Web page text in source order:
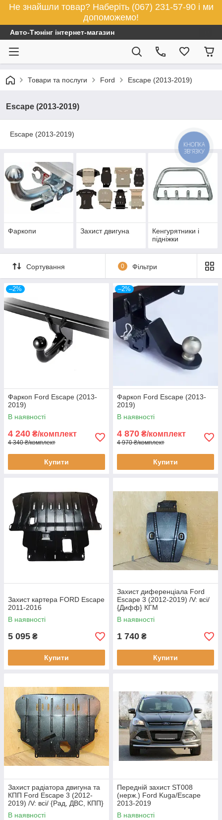
Не знайшли товар? Наберіть (067) 231-57-90 і ми
допоможемо!
Авто-Тюнінг інтернет-магазин
Товари та послуги Ford Escape (2013-2019)
Escape (2013-2019)
Escape (2013-2019)
Фаркопи Захист двигуна
Кенгурятники і
підніжки
Сортування 0 Фільтри
–2%
Фаркоп Ford Escape (2013-
2019)
В наявності
4 240 ₴/комплект
4 340 ₴/комплект
Купити
–2%
Фаркоп Ford Escape (2013-
2019)
В наявності
4 870 ₴/комплект
4 970 ₴/комплект
Купити
Захист картера FORD Escape
2011-2016
В наявності
5 095 ₴
Купити
Захист диференціала Ford
Escape 3 (2012-2019) /V: всі/
{Дифф} КГМ
В наявності
1 740 ₴
Купити
Захист радіатора двигуна та
КПП Ford Escape 3 (2012-
2019) /V: всі/ {Рад, ДВС, КПП}
КГМ
В наявності
Передній захист ST008
(нерж.) Ford Kuga/Escape
2013-2019
В наявності
КНОПКА
ЗВ'ЯЗКУ